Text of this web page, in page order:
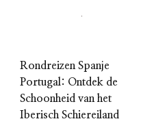
Rondreizen Spanje
Portugal: Ontdek de
Schoonheid van het
Iberisch Schiereiland